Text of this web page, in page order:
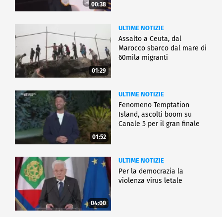
00:38
01:29
ULTIME NOTIZIE
Assalto a Ceuta, dal
Marocco sbarco dal mare di
60mila migranti
01:52
ULTIME NOTIZIE
Fenomeno Temptation
Island, ascolti boom su
Canale 5 per il gran finale
04:00
ULTIME NOTIZIE
Per la democrazia la
violenza virus letale